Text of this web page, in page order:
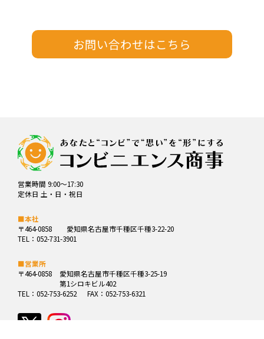
営業時間 9:00～17:30
定休日 土・日・祝日
■本社
〒464-0858
愛知県名古屋市千種区千種3-22-20
TEL：052-731-3901
■営業所
〒464-0858
愛知県名古屋市千種区千種3-25-19
第1シロキビル402
TEL：052-753-6252
FAX：052-753-6321